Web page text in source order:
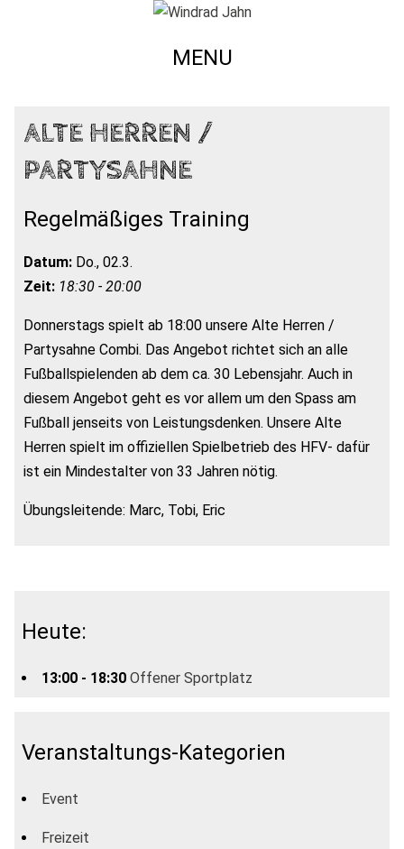
MENU
ALTE HERREN /
PARTYSAHNE
Regelmäßiges Training
Datum: Do., 02.3.
Zeit: 18:30 - 20:00
Donnerstags spielt ab 18:00 unsere Alte Herren /
Partysahne Combi. Das Angebot richtet sich an alle
Fußballspielenden ab dem ca. 30 Lebensjahr. Auch in
diesem Angebot geht es vor allem um den Spass am
Fußball jenseits von Leistungsdenken. Unsere Alte
Herren spielt im offiziellen Spielbetrieb des HFV- dafür
ist ein Mindestalter von 33 Jahren nötig.
Übungsleitende: Marc, Tobi, Eric
Heute:
13:00 - 18:30 Offener Sportplatz
Veranstaltungs-Kategorien
Event
Freizeit